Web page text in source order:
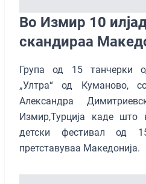
Во Измир 10
скандираа
Група од 15 танчерки
„Ултра“ од Куманово,
Александра
Измир,Турција каде што
детски фестивал од
претставуваа Македонија.